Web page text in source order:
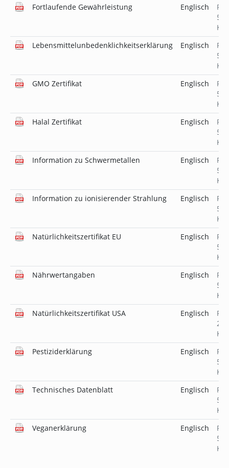
Fortlaufende Gewährleistung
Englisch
PDF
KB
Lebensmittelunbedenklichkeitserklärung
Englisch
PDF
KB
GMO Zertifikat
Englisch
PDF
KB
Halal Zertifikat
Englisch
PDF
KB
Information zu Schwermetallen
Englisch
PDF
KB
Information zu ionisierender Strahlung
Englisch
PDF
KB
Natürlichkeitszertifikat EU
Englisch
PDF
KB
Nährwertangaben
Englisch
PDF
KB
Natürlichkeitszertifikat USA
Englisch
PDF
KB
Pestiziderklärung
Englisch
PDF
KB
Technisches Datenblatt
Englisch
PDF
KB
Veganerklärung
Englisch
PDF
KB